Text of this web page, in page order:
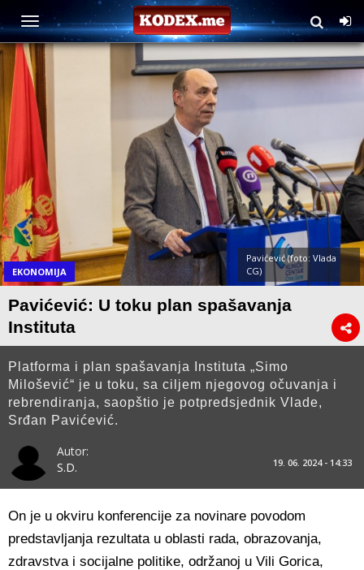
EKONOMIJA
Pavićević (foto: Vlada
CG)
Pavićević: U toku plan spašavanja
Instituta
Platforma i plan spašavanja Instituta „Simo
Milošević“ je u toku, sa ciljem njegovog očuvanja i
rebrendiranja, saopštio je potpredsjednik Vlade,
Srđan Pavićević.
Autor:
S.D.
19. 06. 2024 - 14:33
On je u okviru konferencije za novinare povodom
predstavljanja rezultata u oblasti rada, obrazovanja,
zdravstva i socijalne politike, održanoj u Vili Gorica,